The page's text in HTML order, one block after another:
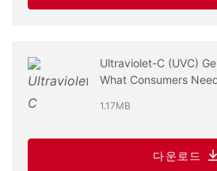
Ultraviolet-C (UVC)
What Consumers
1.17MB
다운로드